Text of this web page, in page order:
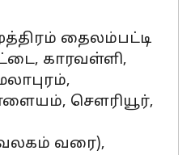
தைலம்பட்டி
காரவள்ளி,
சௌரியூர்,
வரை),